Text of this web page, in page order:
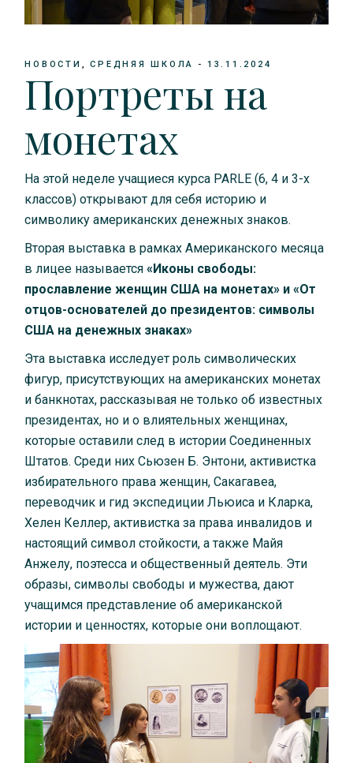
НОВОСТИ СРЕДНЯЯ ШКОЛА 13.11.2024
Портреты на
монетах
На этой неделе учащиеся курса PARLE (6, 4 и 3-х
классов) открывают для себя историю и
символику американских денежных знаков.
Вторая выставка в рамках Американского месяца
в лицее называется«Иконы свободы:
прославление женщин США на монетах» и «От
отцов-основателей до президентов: символы
США на денежных знаках»
Эта выставка исследует роль символических
фигур, присутствующих на американских монетах
и ​​банкнотах, рассказывая не только об известных
президентах, но и о влиятельных женщинах,
которые оставили след в истории Соединенных
Штатов. Среди них Сьюзен Б. Энтони, активистка
избирательного права женщин, Сакагавеа,
переводчик и гид экспедиции Льюиса и Кларка,
Хелен Келлер, активистка за права инвалидов и
настоящий символ стойкости, а также Майя
Анжелу, поэтесса и общественный деятель. Эти
образы, символы свободы и мужества, дают
учащимся представление об американской
истории и ценностях, которые они воплощают.